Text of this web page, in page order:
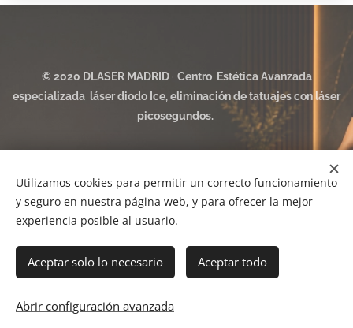
© 2020 DLASER MADRID · Centro Estética Avanzada
especializada láser diodo Ice, eliminación de tatuajes con láser
picosegundos.
Manuel Becerra, en Calle Benito de Castro 5, 28028 Madrid.
www.dlasermadrid.es
Aviso legal ·Política de privacidad
Utilizamos cookies para permitir un correcto funcionamiento
y seguro en nuestra página web, y para ofrecer la mejor
experiencia posible al usuario.
Aceptar solo lo necesario Aceptar todo
Abrir configuración avanzada